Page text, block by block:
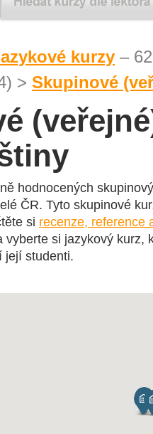
kurzy –
> Skupinové
hodnocených
ČR. Tyto skupinové
si recenze, reference
vyberte si jazykový kurz,
její studenti.